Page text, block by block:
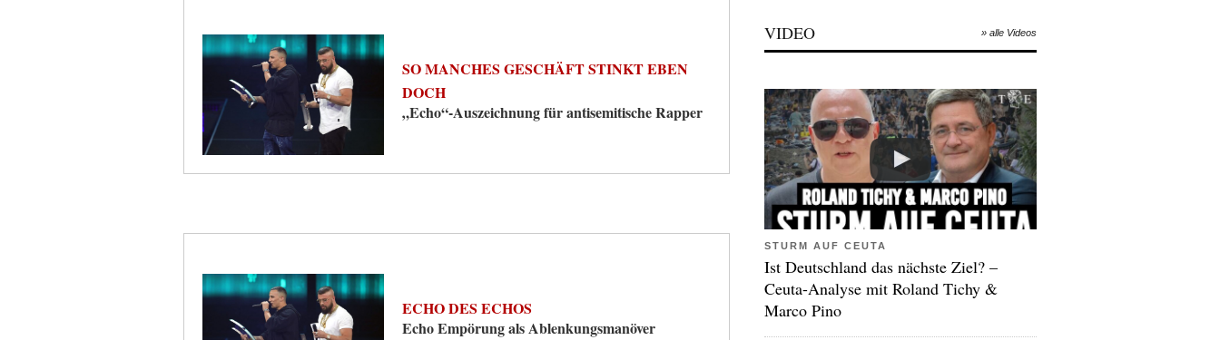
SO MANCHES GESCHÄFT STINKT EBEN
DOCH
„Echo“-Auszeichnung für antisemitische Rapper
ECHO DES ECHOS
Echo Empörung als Ablenkungsmanöver
VIDEO » alle Videos
STURM AUF CEUTA
Ist Deutschland das nächste Ziel? –
Ceuta-Analyse mit Roland Tichy &
Marco Pino